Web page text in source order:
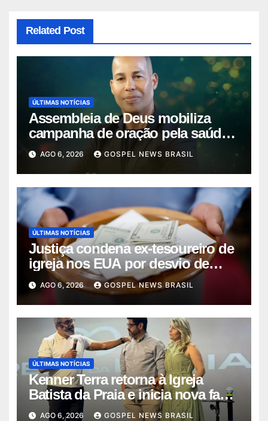
Related Post
ÚLTIMAS NOTÍCIAS
Assembleia de Deus mobiliza
campanha de oração pela saúde
do pas…
AGO 6, 2026 GOSPEL NEWS BRASIL
ÚLTIMAS NOTÍCIAS
Justiça condena ex-tesoureiro de
igreja nos EUA por desvio de
quas…
AGO 6, 2026 GOSPEL NEWS BRASIL
ÚLTIMAS NOTÍCIAS
Kenner Terra retorna à Igreja
Batista da Praia e inicia nova fase
…AGO 6, 2026 GOSPEL NEWS BRASIL